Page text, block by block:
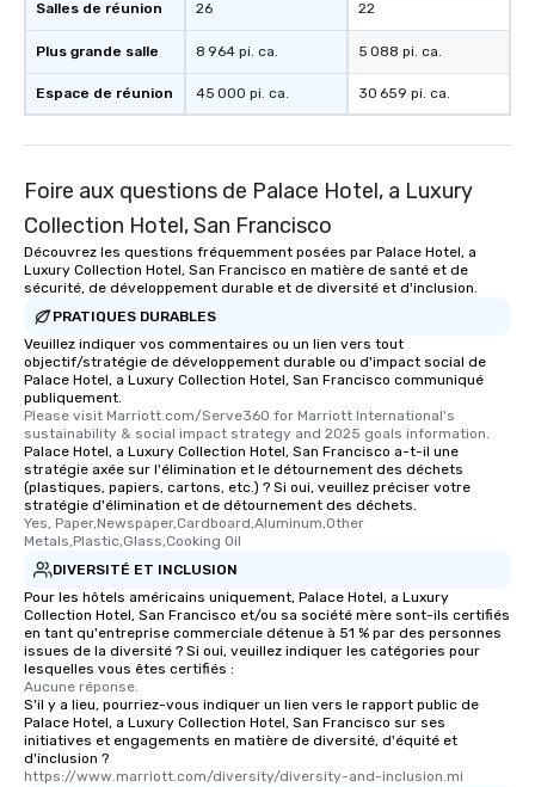
Salles de réunion
Plus grande salle
Espace de réunion
26
8 964 pi. ca.
45 000 pi. ca.
22
5 088 pi. ca.
30 659 pi. ca.
Foire aux questions de Palace Hotel, a Luxury
Collection Hotel, San Francisco
Découvrez les questions fréquemment posées par Palace Hotel, a
Luxury Collection Hotel, San Francisco en matière de santé et de
sécurité, de développement durable et de diversité et d'inclusion.
PRATIQUES DURABLES
Veuillez indiquer vos commentaires ou un lien vers tout
objectif/stratégie de développement durable ou d'impact social de
Palace Hotel, a Luxury Collection Hotel, San Francisco communiqué
publiquement.
Please visit Marriott.com/Serve360 for Marriott International's
sustainability & social impact strategy and 2025 goals information.
Palace Hotel, a Luxury Collection Hotel, San Francisco a-t-il une
stratégie axée sur l'élimination et le détournement des déchets
(plastiques, papiers, cartons, etc.) ? Si oui, veuillez préciser votre
stratégie d'élimination et de détournement des déchets.
Yes, Paper,Newspaper,Cardboard,Aluminum,Other
Metals,Plastic,Glass,Cooking Oil
DIVERSITÉ ET INCLUSION
Pour les hôtels américains uniquement, Palace Hotel, a Luxury
Collection Hotel, San Francisco et/ou sa société mère sont-ils certifiés
en tant qu'entreprise commerciale détenue à 51 % par des personnes
issues de la diversité ? Si oui, veuillez indiquer les catégories pour
lesquelles vous êtes certifiés :
Aucune réponse.
S'il y a lieu, pourriez-vous indiquer un lien vers le rapport public de
Palace Hotel, a Luxury Collection Hotel, San Francisco sur ses
initiatives et engagements en matière de diversité, d'équité et
d'inclusion ?
https://www.marriott.com/diversity/diversity-and-inclusion.mi